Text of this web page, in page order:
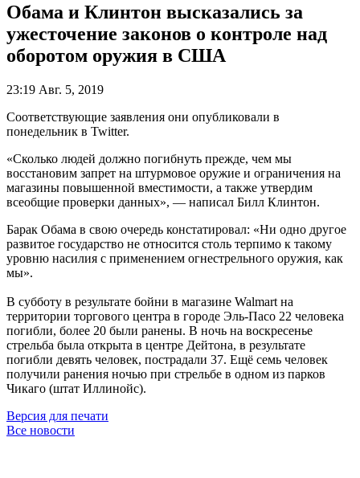
Обама и Клинтон высказались за
ужесточение законов о контроле над
оборотом оружия в США
23:19 Авг. 5, 2019
Соответствующие заявления они опубликовали в
понедельник в Twitter.
«Сколько людей должно погибнуть прежде, чем мы
восстановим запрет на штурмовое оружие и ограничения на
магазины повышенной вместимости, а также утвердим
всеобщие проверки данных», — написал Билл Клинтон.
Барак Обама в свою очередь констатировал: «Ни одно другое
развитое государство не относится столь терпимо к такому
уровню насилия с применением огнестрельного оружия, как
мы».
В субботу в результате бойни в магазине Walmart на
территории торгового центра в городе Эль-Пасо 22 человека
погибли, более 20 были ранены. В ночь на воскресенье
стрельба была открыта в центре Дейтона, в результате
погибли девять человек, пострадали 37. Ещё семь человек
получили ранения ночью при стрельбе в одном из парков
Чикаго (штат Иллинойс).
Версия для печати
Все новости